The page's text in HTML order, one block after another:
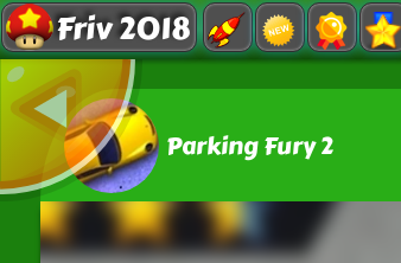
Friv 2018
Parking Fury 2